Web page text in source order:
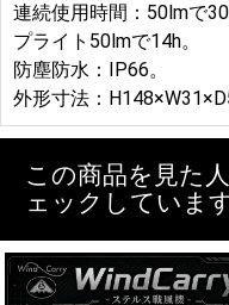
連続使用時間：50lmで
プライト50lmで14h。
防塵防水：IP66。
外形寸法：
この商品を見た
ェックしていま